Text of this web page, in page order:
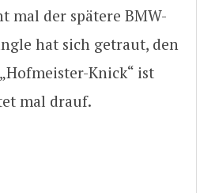
mal der spätere BMW-
hat sich getraut, den
Knick“ ist
mal drauf.